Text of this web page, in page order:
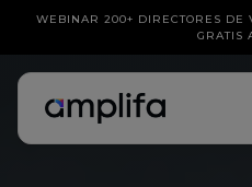
WEBINAR 200+ DIRECTORES DE
GRATIS